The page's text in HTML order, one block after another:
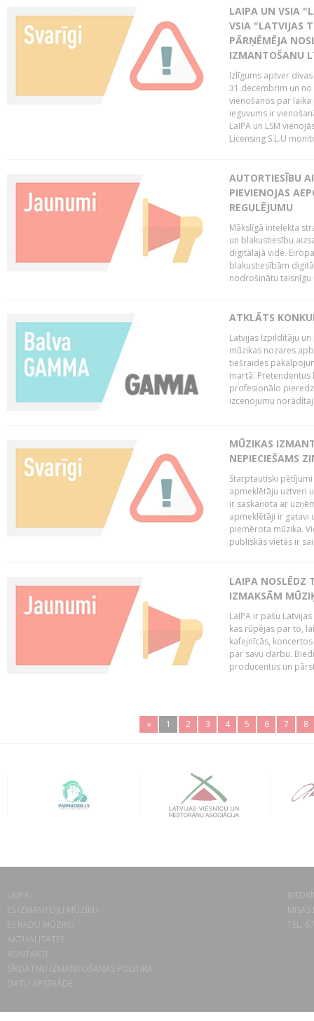
LAIPA UN VSIA
VSIA "LATVIJAS
PĀRŅĒMĒJA
IZMANTOŠANU
Izlīgums aptver
31.decembrim un no
vienošanos par
ieguvums ir
LaIPA un LSM
Licensing S.L.U
AUTORTIESĪBU
PIEVIENOJAS
REGULĒJUMU
Mākslīgā intelekta
un blakustiesību
digitālajā vidē.
blakustiesībām
nodrošinātu taisnīgu
ATKLĀTS
Latvijas Izpildītāju
mūzikas nozares
tiešraides
martā. Pretendentus
profesionālo
izcenojumu
MŪZIKAS
NEPIECIEŠAMS
Starptautiski
apmeklētāju uztveri
ir saskaņota ar
apmeklētāji ir gatavi
piemērota mūzika.
publiskās vietās ir
LAIPA NOSLĒDZ
IZMAKSĀM
LaIPA ir pašu
kas rūpējas par to,
kafejnīcās,
par savu darbu.
producentus un
« 1 2 3 4 5 6 7 8
LAIPA
ES IZMANTOJU MŪZIKU
ES RADU MŪZIKU
AKTUALITĀTES
KONTAKTI
SĪKDATŅU IZMANTOŠANAS POLITIKA
DATU APSTRĀDE
TEL.